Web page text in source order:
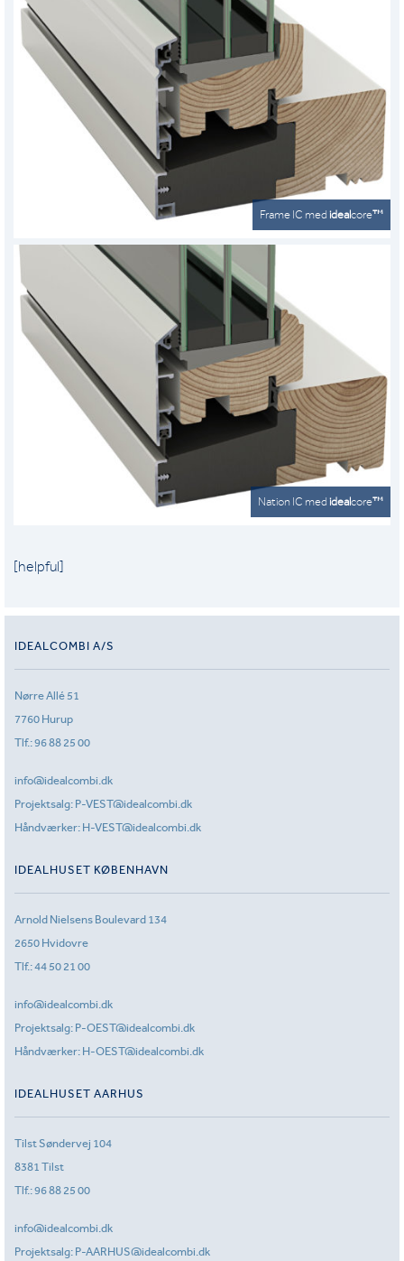
Frame IC med idealcore™
Nation IC med idealcore™
[helpful]
IDEALCOMBI A/S
Nørre Allé 51
7760 Hurup
Tlf.:96 88 25 00
info@idealcombi.dk
Projektsalg: P-VEST@idealcombi.dk
Håndværker: H-VEST@idealcombi.dk
IDEALHUSET KØBENHAVN
Arnold Nielsens Boulevard 134
2650 Hvidovre
Tlf.:44 50 21 00
info@idealcombi.dk
Projektsalg: P-OEST@idealcombi.dk
Håndværker: H-OEST@idealcombi.dk
IDEALHUSET AARHUS
Tilst Søndervej 104
8381 Tilst
Tlf.:96 88 25 00
info@idealcombi.dk
Projektsalg: P-AARHUS@idealcombi.dk